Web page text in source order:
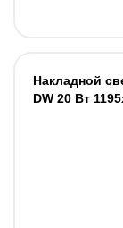
Накладной
DW 20 Вт